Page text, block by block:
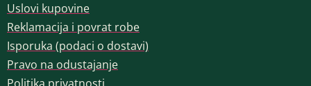
Uslovi kupovine
Reklamacija i povrat robe
Isporuka (podaci o dostavi)
Pravo na odustajanje